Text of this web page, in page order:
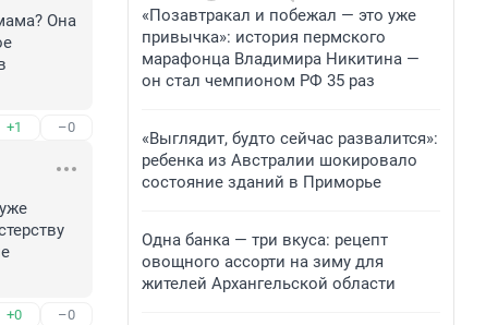
Она
+1 –0
+0 –0
«Позавтракал и побежал — это уже
привычка»: история пермского
марафонца Владимира Никитина —
он стал чемпионом РФ 35 раз
«Выглядит, будто сейчас развалится»:
ребенка из Австралии шокировало
состояние зданий в Приморье
Одна банка — три вкуса: рецепт
овощного ассорти на зиму для
жителей Архангельской области